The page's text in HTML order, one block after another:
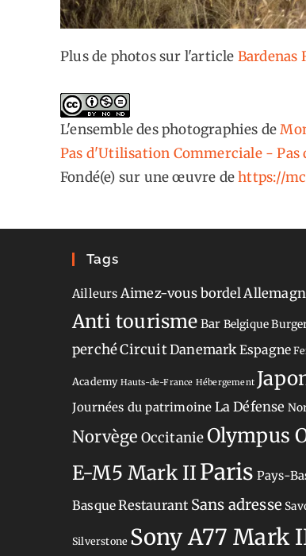
Plus de photos sur l'article Bardenas
L'ensemble des photographies de
Pas d'Utilisation Commerciale -
Fondé(e) sur une œuvre dehttps://
Tags
Ailleurs Aimez-vous bordel
Anti tourisme Bar Belgique
perchéCircuitDanemark Espagne
Academy Hauts-de-France Hébergement
Journées du patrimoine La Défense
Norvège OccitanieOlympus
E-M5 Mark IIParis Pays-
BasqueRestaurant Sans adresse
Silverstone Sony A77 Mark